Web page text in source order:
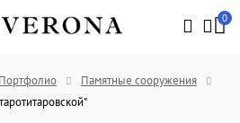
0
Портфолио
Памятные сооружения